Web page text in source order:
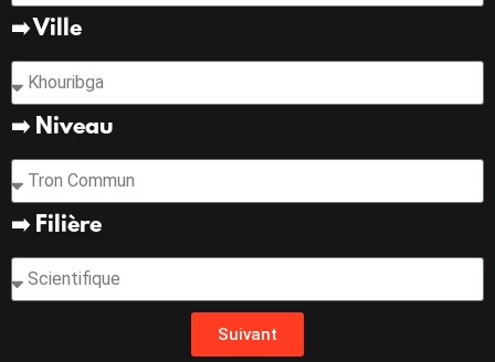
➡️ Ville
➡️ Niveau
➡️ Filière
Suivant